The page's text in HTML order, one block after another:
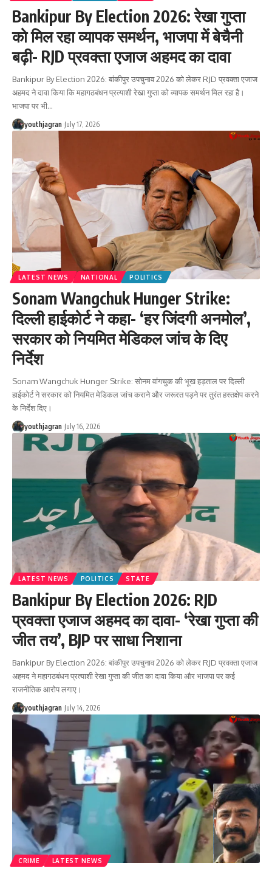
Bankipur By Election 2026: रेखा गुप्ता
को मिल रहा व्यापक समर्थन, भाजपा में बेचैनी
बढ़ी- RJD प्रवक्ता एजाज अहमद का दावा
Bankipur By Election 2026: बांकीपुर उपचुनाव 2026 को लेकर RJD प्रवक्ता एजाज
अहमद ने दावा किया कि महागठबंधन प्रत्याशी रेखा गुप्ता को व्यापक समर्थन मिल रहा है।
भाजपा पर भी…
youthjagran July 17, 2026
LATEST NEWS NATIONAL POLITICS
Sonam Wangchuk Hunger Strike:
दिल्ली हाईकोर्ट ने कहा- ‘हर जिंदगी अनमोल’,
सरकार को नियमित मेडिकल जांच के दिए
निर्देश
Sonam Wangchuk Hunger Strike: सोनम वांगचुक की भूख हड़ताल पर दिल्ली
हाईकोर्ट ने सरकार को नियमित मेडिकल जांच कराने और जरूरत पड़ने पर तुरंत हस्तक्षेप करने
के निर्देश दिए।
youthjagran July 16, 2026
LATEST NEWS POLITICS STATE
Bankipur By Election 2026: RJD
प्रवक्ता एजाज अहमद का दावा- ‘रेखा गुप्ता की
जीत तय’, BJP पर साधा निशाना
Bankipur By Election 2026: बांकीपुर उपचुनाव 2026 को लेकर RJD प्रवक्ता एजाज
अहमद ने महागठबंधन प्रत्याशी रेखा गुप्ता की जीत का दावा किया और भाजपा पर कई
राजनीतिक आरोप लगाए।
youthjagran July 14, 2026
CRIME LATEST NEWS